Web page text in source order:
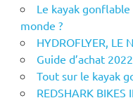
Le kayak
monde ?
HYDROFLYER, LE
Guide d’achat
Tout sur le kayak
REDSHARK BIKES